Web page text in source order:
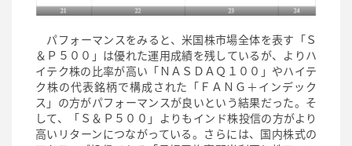
パフォーマンスをみると、米国株市場全体を表す「Ｓ
＆Ｐ５００」は優れた運用成績を残しているが、よりハ
イテク株の比率が高い「ＮＡＳＤＡＱ１００」やハイテ
ク株の代表銘柄で構成された「ＦＡＮＧ＋インデック
ス」の方がパフォーマンスが良いという結果だった。そ
して、「Ｓ＆Ｐ５００」よりもインド株投信の方がより
高いリターンにつながっている。さらには、国内株式の